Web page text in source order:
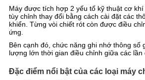
Máy được tích hợp 2 yếu tố kỹ thuật cơ
tùy chỉnh thay đổi bằng cách cài đặt các
khiển. Từng vòi chiết rót còn được điều
ứng.
Bên cạnh đó, chức năng ghi nhớ thông số
lượng lớn thời gian điều chỉnh giữa các lần
Đặc điểm nổi bật của các loại máy